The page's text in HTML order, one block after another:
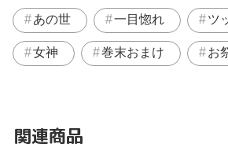
あの世 一目惚れ ツ
女神 巻末おまけ お
関連商品